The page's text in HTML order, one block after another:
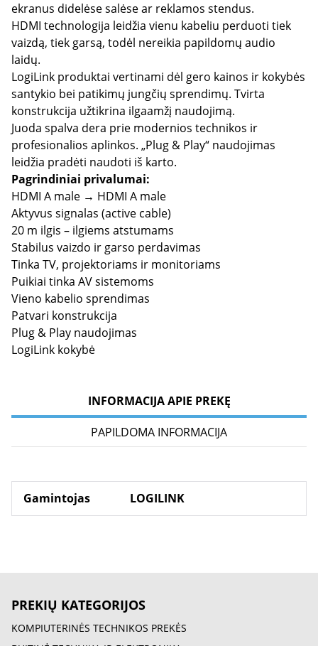
ekranus didelėse salėse ar reklamos stendus.
HDMI technologija leidžia vienu kabeliu perduoti tiek
vaizdą, tiek garsą, todėl nereikia papildomų audio
laidų.
LogiLink produktai vertinami dėl gero kainos ir kokybės
santykio bei patikimų jungčių sprendimų. Tvirta
konstrukcija užtikrina ilgaamžį naudojimą.
Juoda spalva dera prie modernios technikos ir
profesionalios aplinkos. „Plug & Play“ naudojimas
leidžia pradėti naudoti iš karto.
Pagrindiniai privalumai:
HDMI A male → HDMI A male
Aktyvus signalas (active cable)
20 m ilgis – ilgiems atstumams
Stabilus vaizdo ir garso perdavimas
Tinka TV, projektoriams ir monitoriams
Puikiai tinka AV sistemoms
Vieno kabelio sprendimas
Patvari konstrukcija
Plug & Play naudojimas
LogiLink kokybė
INFORMACIJA APIE PREKĘ
PAPILDOMA INFORMACIJA
Gamintojas LOGILINK
PREKIŲ KATEGORIJOS
KOMPIUTERINĖS TECHNIKOS PREKĖS